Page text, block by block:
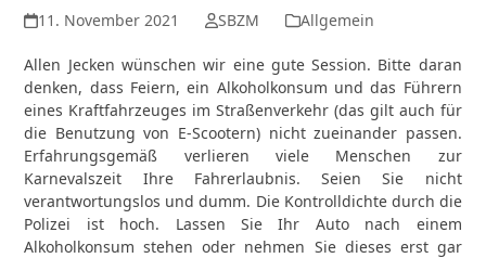
11. November 2021 SBZM Allgemein
Allen Jecken wünschen wir eine gute Session. Bitte daran
denken, dass Feiern, ein Alkoholkonsum und das Führern
eines Kraftfahrzeuges im Straßenverkehr (das gilt auch für
die Benutzung von E-Scootern) nicht zueinander passen.
Erfahrungsgemäß verlieren viele Menschen zur
Karnevalszeit Ihre Fahrerlaubnis. Seien Sie nicht
verantwortungslos und dumm. Die Kontrolldichte durch die
Polizei ist hoch. Lassen Sie Ihr Auto nach einem
Alkoholkonsum stehen oder nehmen Sie dieses erst gar